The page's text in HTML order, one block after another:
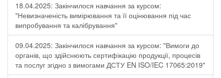
18.04.2025: Закінчилося навчання за курсом:
"Невизначеність вимірювання та її оцінювання під час
випробування та калібрування"
09.04.2025: Закінчилося навчання за курсом: "Вимоги до
органів, що здійснюють сертифікацію продукції, процесів
та послуг згідно з вимогами ДСТУ EN ISO/IEC 17065:2019"